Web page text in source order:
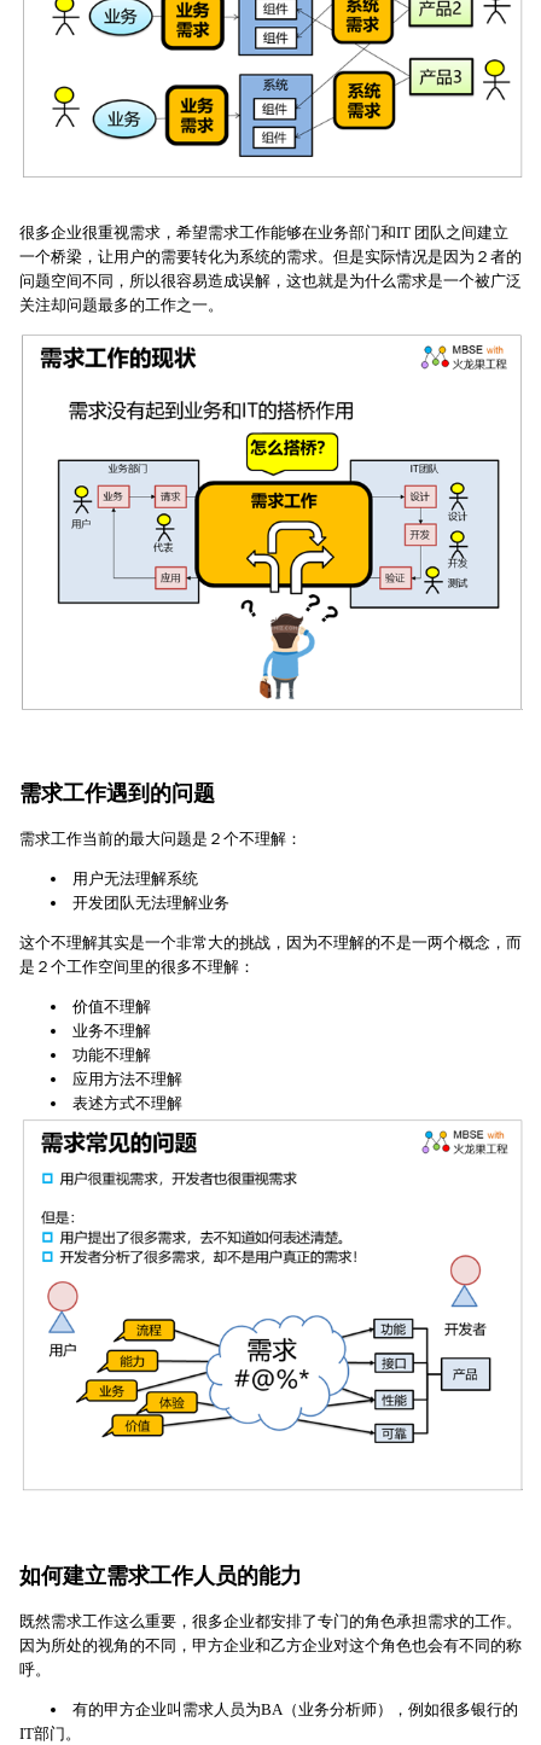
很多企业很重视需求，希望需求工作能够在业务部门和IT 团队之间建立
一个桥梁，让用户的需要转化为系统的需求。但是实际情况是因为２者的
问题空间不同，所以很容易造成误解，这也就是为什么需求是一个被广泛
关注却问题最多的工作之一。
需求工作遇到的问题
需求工作当前的最大问题是２个不理解：
用户无法理解系统
开发团队无法理解业务
这个不理解其实是一个非常大的挑战，因为不理解的不是一两个概念，而
是２个工作空间里的很多不理解：
价值不理解
业务不理解
功能不理解
应用方法不理解
表述方式不理解
如何建立需求工作人员的能力
既然需求工作这么重要，很多企业都安排了专门的角色承担需求的工作。
因为所处的视角的不同，甲方企业和乙方企业对这个角色也会有不同的称
呼。
有的甲方企业叫需求人员为BA（业务分析师），例如很多银行的
IT部门。